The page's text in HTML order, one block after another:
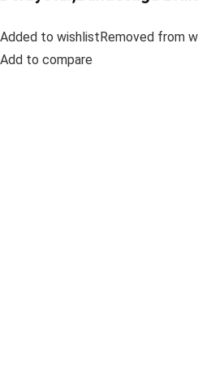
Added to wishlistRemoved from
Add to compare